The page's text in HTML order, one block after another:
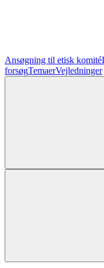
Ansøgning til etisk komité
forsøgTemaerVejledninger